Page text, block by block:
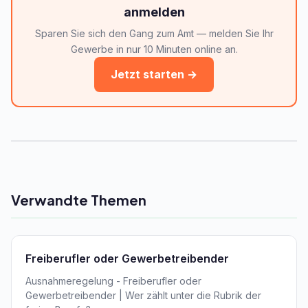
anmelden
Sparen Sie sich den Gang zum Amt — melden Sie Ihr
Gewerbe in nur 10 Minuten online an.
Jetzt starten →
Verwandte Themen
Freiberufler oder Gewerbetreibender
Ausnahmeregelung - Freiberufler oder
Gewerbetreibender | Wer zählt unter die Rubrik der